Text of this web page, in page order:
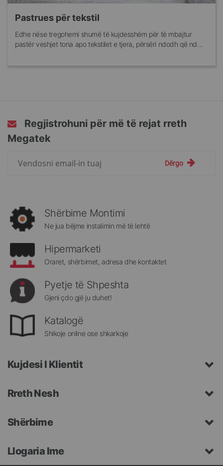
Pastrues për tekstil
Edhe nëse tregohemi shumë të kujdesshëm për të mbajtur
pastër veshjet tona apo tekstilet e tjera, përsëri ndodh që nd...
Regjistrohuni për më të rejat rreth
Megatek
rreth
Megatek:
Dërgo
Shërbime Montimi
Ne jua bëjme instalimin më të lehtë
Hipermarketi
Oraret, shërbimet, adresa dhe kontaktet
Pyetje të Shpeshta
Gjeni çdo gjë ju duhet!
Katalogë
Shikoje online ose shkarkoje
Kujdesi I Klientit
Rreth Nesh
Shërbime
Llogaria Ime